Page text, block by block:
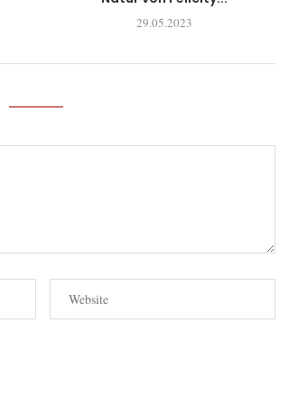
29.05.2023